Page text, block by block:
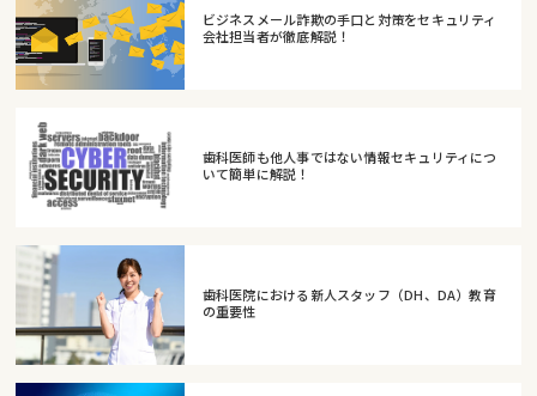
ビジネスメール詐欺の手口と対策をセキュリティ
会社担当者が徹底解説！
歯科医師も他人事ではない情報セキュリティにつ
いて簡単に解説！
歯科医院における新人スタッフ（DH、DA）教育
の重要性